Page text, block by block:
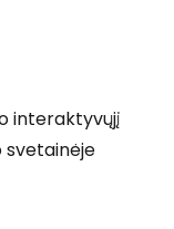
interaktyvųjį
svetainėje